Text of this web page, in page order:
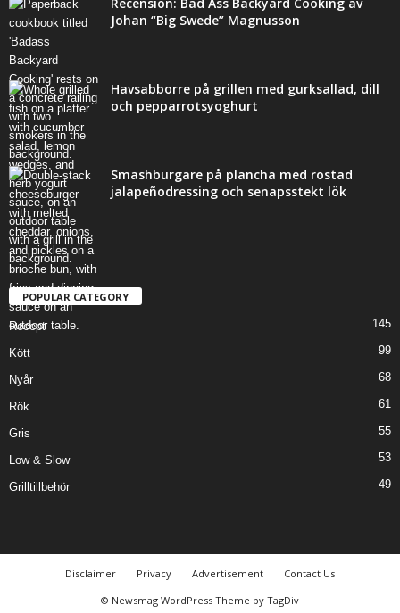
Johan “Big Swede” Magnusson
Havsabborre på grillen med gurksallad, dill
och pepparrotsyoghurt
Smashburgare på plancha med rostad
jalapeñodressing och senapsstekt lök
POPULAR CATEGORY
Recept 145
Kött 99
Nyår 68
Rök 61
Gris 55
Low & Slow 53
Grilltillbehör 49
Disclaimer Privacy Advertisement
Contact Us
© Newsmag WordPress Theme by TagDiv